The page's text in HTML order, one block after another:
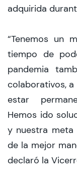
adquirida
“Tenemos un
tiempo de
pandemia
colaborativos,
estar
Hemos ido
y nuestra meta
de la mejor
declaró la